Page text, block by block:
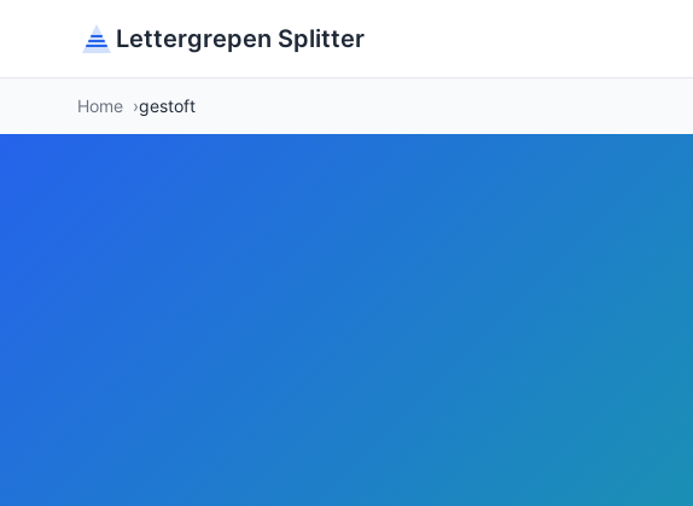
Lettergrepen Splitter
Home gestoft